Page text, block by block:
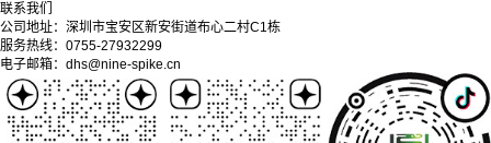
联系我们
公司地址：深圳市宝安区新安街道布心二村C1栋
服务热线：0755-27932299
电子邮箱：dhs@nine-spike.cn